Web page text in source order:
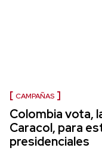
CAMPAÑAS
Colombia vota,
Caracol, para
presidenciales